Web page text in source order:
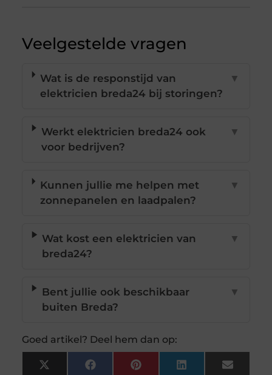
Veelgestelde vragen
Wat is de responstijd van
elektricien breda24 bij storingen?
▼
Werkt elektricien breda24 ook
voor bedrijven?
▼
Kunnen jullie me helpen met
zonnepanelen en laadpalen?
▼
Wat kost een elektricien van
breda24?
▼
Bent jullie ook beschikbaar
buiten Breda?
▼
Goed artikel? Deel hem dan op:
X
FacebookPinterestLinkedInEmail